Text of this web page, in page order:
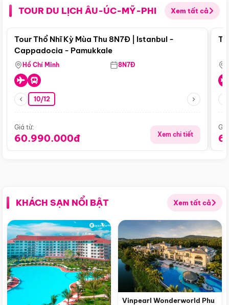
TOUR DU LỊCH ÂU-ÚC-MỸ-PHI Xem tất cả
Điểm nổi bật
Tour Thổ Nhĩ Kỳ Mùa Thu 8N7Đ | Istanbul -
Cappadocia - Pamukkale
Hồ Chí Minh 8N7Đ
10/12
Giá từ:
60.990.000đ Xem chi tiết
KHÁCH SẠN NỔI BẬT Xem tất cả
Vinpearl Wonderworld Phu